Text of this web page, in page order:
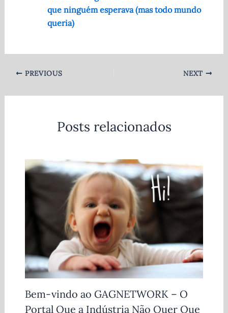
que ninguém esperava (mas todo mundo
queria)
PREVIOUS NEXT
Posts relacionados
Bem-vindo ao GAGNETWORK – O
Portal Que a Indústria Não Quer Que